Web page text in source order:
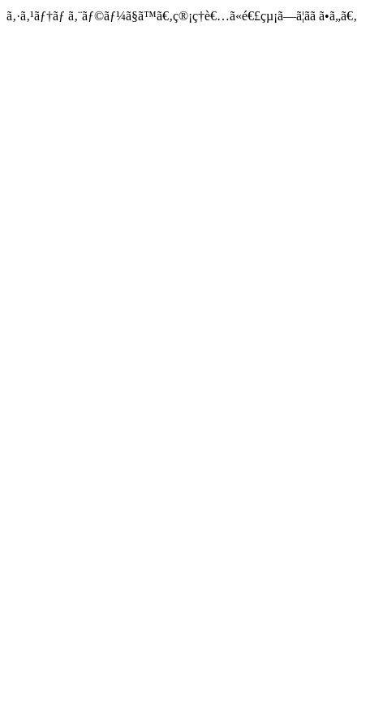
ã‚·ã‚¹ãƒ†ãƒ ã‚¨ãƒ©ãƒ¼ã§ã™ã€‚ç®¡ç†è€…ã«é€£çµ¡ã—ã¦ãã ã•ã„ã€‚